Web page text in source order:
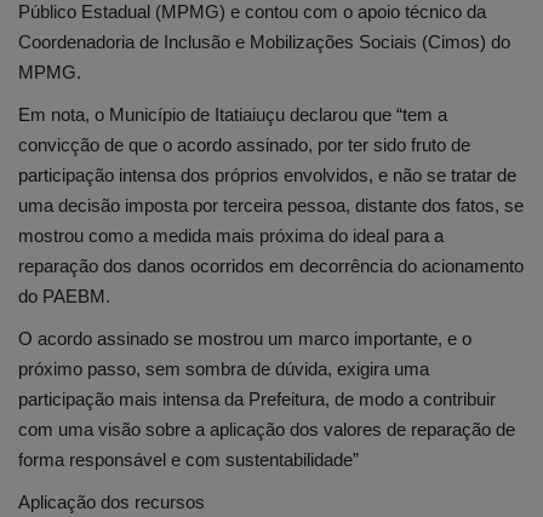
Público Estadual (MPMG) e contou com o apoio técnico da
Coordenadoria de Inclusão e Mobilizações Sociais (Cimos) do
MPMG.
Em nota, o Município de Itatiaiuçu declarou que “tem a
convicção de que o acordo assinado, por ter sido fruto de
participação intensa dos próprios envolvidos, e não se tratar de
uma decisão imposta por terceira pessoa, distante dos fatos, se
mostrou como a medida mais próxima do ideal para a
reparação dos danos ocorridos em decorrência do acionamento
do PAEBM.
O acordo assinado se mostrou um marco importante, e o
próximo passo, sem sombra de dúvida, exigira uma
participação mais intensa da Prefeitura, de modo a contribuir
com uma visão sobre a aplicação dos valores de reparação de
forma responsável e com sustentabilidade”
Aplicação dos recursos